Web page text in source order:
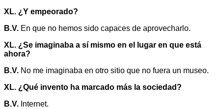
XL. ¿Y empeorado?
B.V. En que no hemos sido capaces de aprovecharlo.
XL. ¿Se imaginaba a sí mismo en el lugar en que está
ahora?
B.V. No me imaginaba en otro sitio que no fuera un museo.
XL. ¿Qué invento ha marcado más la sociedad?
B.V. Internet.